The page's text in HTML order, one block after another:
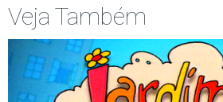
Veja Também